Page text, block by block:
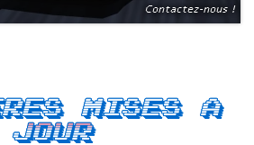
Contactez-nous !
mises a
jour